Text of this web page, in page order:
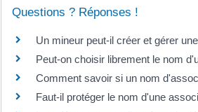
Questions ? Réponses !
Un mineur peut-il créer et gérer
Peut-on choisir librement le nom
Comment savoir si un nom
Faut-il protéger le nom d'une